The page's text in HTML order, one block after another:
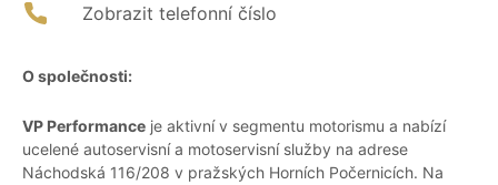
Zobrazit telefonní číslo
O společnosti:
VP Performance je aktivní v segmentu motorismu a nabízí
ucelené autoservisní a motoservisní služby na adrese
Náchodská 116/208 v pražských Horních Počernicích. Na